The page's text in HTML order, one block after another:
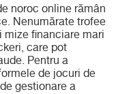
noroc online rămân
Nenumărate trofee
mize financiare mari
care pot
Pentru a
de jocuri de
gestionare a